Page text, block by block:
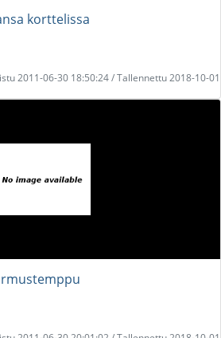
korttelissa
2011-06-30 18:50:24 / Tallennettu 2018-10-01